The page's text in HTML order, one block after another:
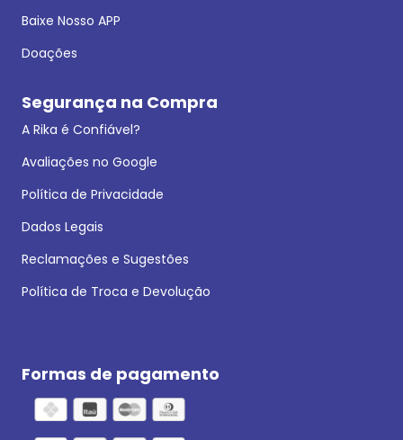
Baixe Nosso APP
Doações
Segurança na Compra
A Rika é Confiável?
Avaliações no Google
Política de Privacidade
Dados Legais
Reclamações e Sugestões
Política de Troca e Devolução
Formas de pagamento